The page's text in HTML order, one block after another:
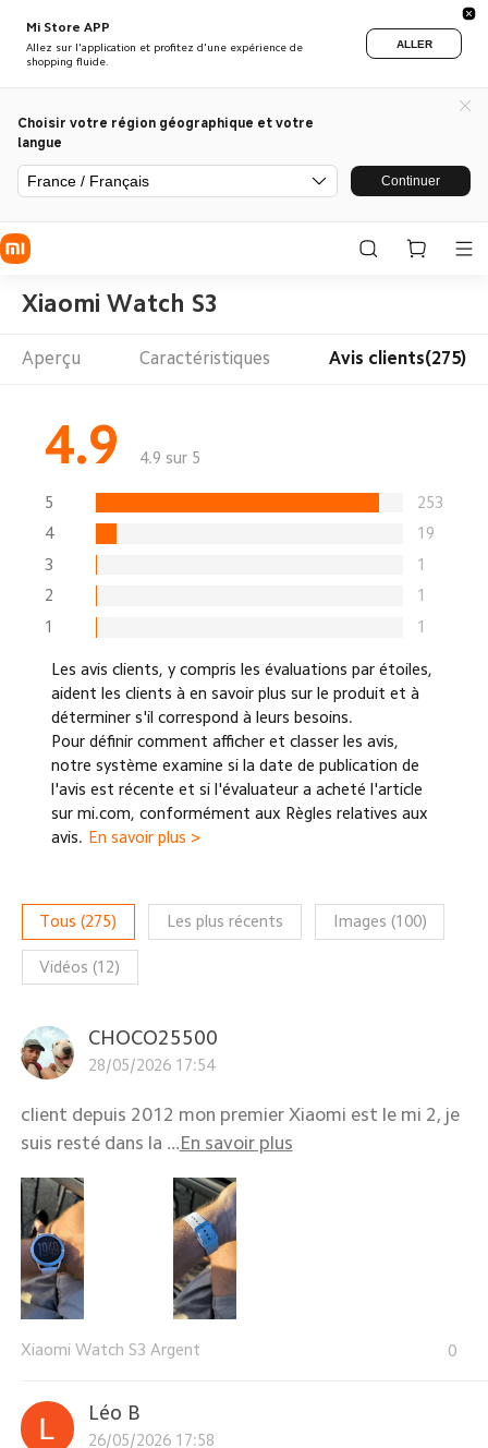
Mi Store APP
Allez sur l'application et profitez d'une expérience de
shopping fluide.
ALLER
Choisir votre région géographique et votre
langue
France / Français Continuer
Xiaomi Watch S3
Aperçu Caractéristiques Avis clients(275)
4.9 4.9 sur 5
5
253
4
19
3
1
2
1
1
1
Les avis clients, y compris les évaluations par étoiles,
aident les clients à en savoir plus sur le produit et à
déterminer s'il correspond à leurs besoins.
Pour définir comment afficher et classer les avis,
notre système examine si la date de publication de
l'avis est récente et si l'évaluateur a acheté l'article
sur mi.com, conformément aux Règles relatives aux
avis. En savoir plus >
Tous (275) Les plus récents Images (100)
Vidéos (12)
CHOCO25500
28/05/2026 17:54
client depuis 2012 mon premier Xiaomi est le mi 2, je
suis resté dans la ...En savoir plus
Xiaomi Watch S3 Argent 0
Léo B
26/05/2026 17:58